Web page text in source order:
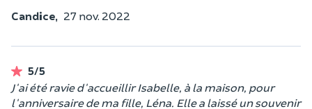
Candice, 27 nov. 2022
5/5
J'ai été ravie d'accueillir Isabelle, à la maison, pour
l'anniversaire de ma fille, Léna. Elle a laissé un souvenir